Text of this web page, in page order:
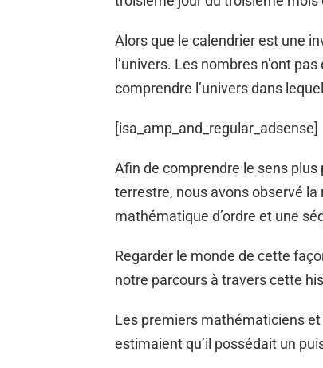
Alors que le calendrier est une
l’univers. Les nombres n’ont
comprendre l’univers dans
[isa_amp_and_regular_adsense]
Afin de comprendre le sens plus
terrestre, nous avons observé
mathématique d’ordre et une
Regarder le monde de cette
notre parcours à travers cette
Les premiers mathématiciens
estimaient qu’il possédait un